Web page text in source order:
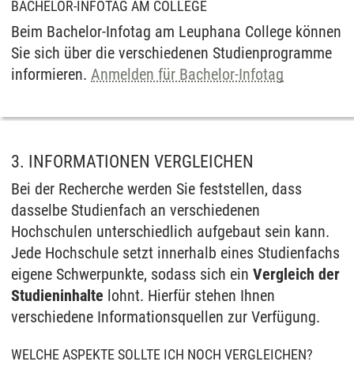
BACHELOR-INFOTAG AM COLLEGE
Beim Bachelor-Infotag am Leuphana College können
Sie sich über die verschiedenen Studienprogramme
informieren. Anmelden für Bachelor-Infotag
3. INFORMATIONEN VERGLEICHEN
Bei der Recherche werden Sie feststellen, dass
dasselbe Studienfach an verschiedenen
Hochschulen unterschiedlich aufgebaut sein kann.
Jede Hochschule setzt innerhalb eines Studienfachs
eigene Schwerpunkte, sodass sich ein Vergleich der
Studieninhalte lohnt. Hierfür stehen Ihnen
verschiedene Informationsquellen zur Verfügung.
WELCHE ASPEKTE SOLLTE ICH NOCH VERGLEICHEN?